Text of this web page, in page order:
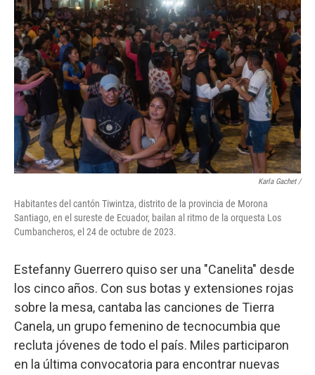
Karla Gachet/
Habitantes del cantón Tiwintza, distrito de la provincia de Morona
Santiago, en el sureste de Ecuador, bailan al ritmo de la orquesta Los
Cumbancheros, el 24 de octubre de 2023.
Estefanny Guerrero quiso ser una "Canelita" desde
los cinco años. Con sus botas y extensiones rojas
sobre la mesa, cantaba las canciones de Tierra
Canela, un grupo femenino de tecnocumbia que
recluta jóvenes de todo el país. Miles participaron
en la última convocatoria para encontrar nuevas